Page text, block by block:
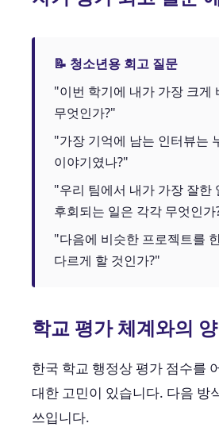
📝 청소년용 회고 질문
"이번 학기에 내가 가장 크게
무엇인가?"
"가장 기억에 남는 인터뷰는
이야기였나?"
"우리 팀에서 내가 가장 잘한
후회되는 일은 각각 무엇인가
"다음에 비슷한 프로젝트를
다르게 할 것인가?"
학교 평가 체계와의
한국 학교 행정상 평가 점수를
대한 고민이 있습니다. 다음 방
쓰입니다.